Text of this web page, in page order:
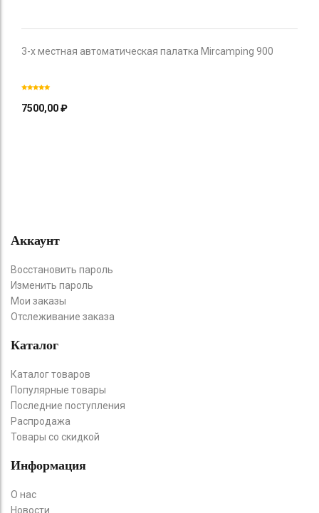
3-х местная автоматическая палатка Mircamping 900
7500,00₽
Аккаунт
Восстановить пароль
Изменить пароль
Мои заказы
Отслеживание заказа
Каталог
Каталог товаров
Популярные товары
Последние поступления
Распродажа
Товары со скидкой
Информация
О нас
Новости